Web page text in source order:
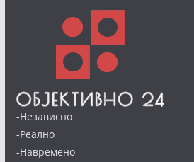
-Независно
-Реално
-Навремено